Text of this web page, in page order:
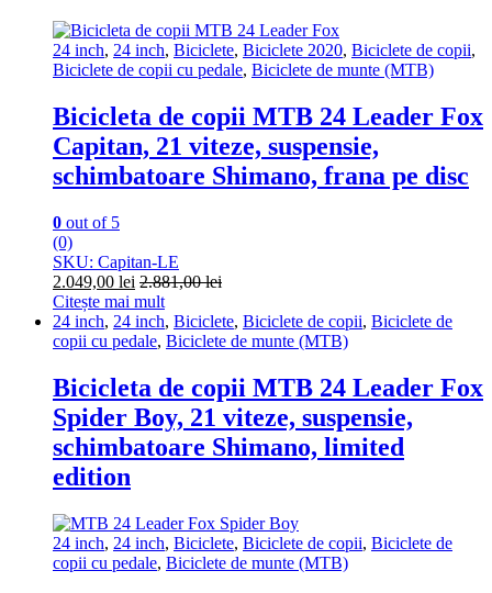
24 inch, 24 inch, Biciclete, Biciclete 2020, Biciclete de copii,
Biciclete de copii cu pedale, Biciclete de munte (MTB)
Bicicleta de copii MTB 24 Leader Fox
Capitan, 21 viteze, suspensie,
schimbatoare Shimano, frana pe disc
0 out of 5
(0)
SKU: Capitan-LE
2.049,00 lei 2.881,00lei
Citește mai mult
24 inch, 24 inch, Biciclete, Biciclete de copii, Biciclete de
copii cu pedale, Biciclete de munte (MTB)
Bicicleta de copii MTB 24 Leader Fox
Spider Boy, 21 viteze, suspensie,
schimbatoare Shimano, limited
edition
24 inch, 24 inch, Biciclete, Biciclete de copii, Biciclete de
copii cu pedale, Biciclete de munte (MTB)